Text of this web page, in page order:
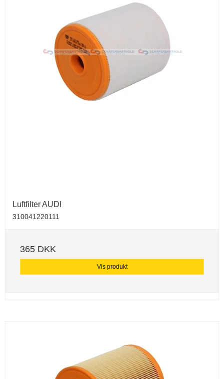
Luftfilter AUDI
310041220111
365 DKK
Vis produkt